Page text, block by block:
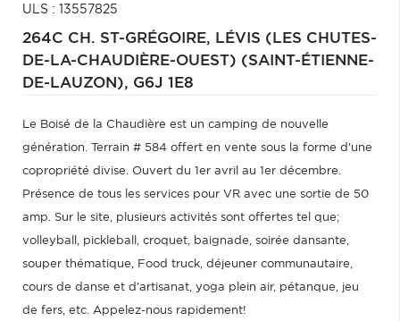
ULS : 13557825
264C CH. ST-GRÉGOIRE, LÉVIS (LES CHUTES-
DE-LA-CHAUDIÈRE-OUEST) (SAINT-ÉTIENNE-
DE-LAUZON), G6J 1E8
Le Boisé de la Chaudière est un camping de nouvelle
génération. Terrain # 584 offert en vente sous la forme d'une
copropriété divise. Ouvert du 1er avril au 1er décembre.
Présence de tous les services pour VR avec une sortie de 50
amp. Sur le site, plusieurs activités sont offertes tel que;
volleyball, pickleball, croquet, baignade, soirée dansante,
souper thématique, Food truck, déjeuner communautaire,
cours de danse et d'artisanat, yoga plein air, pétanque, jeu
de fers, etc. Appelez-nous rapidement!